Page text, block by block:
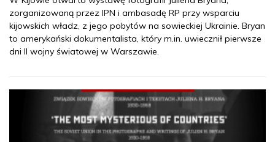
zorganizowaną przez IPN i ambasadę RP przy wsparciu
kijowskich władz, z jego pobytów na sowieckiej Ukrainie. Bryan
to amerykański dokumentalista, który m.in. uwiecznił pierwsze
dni II wojny światowej w Warszawie.